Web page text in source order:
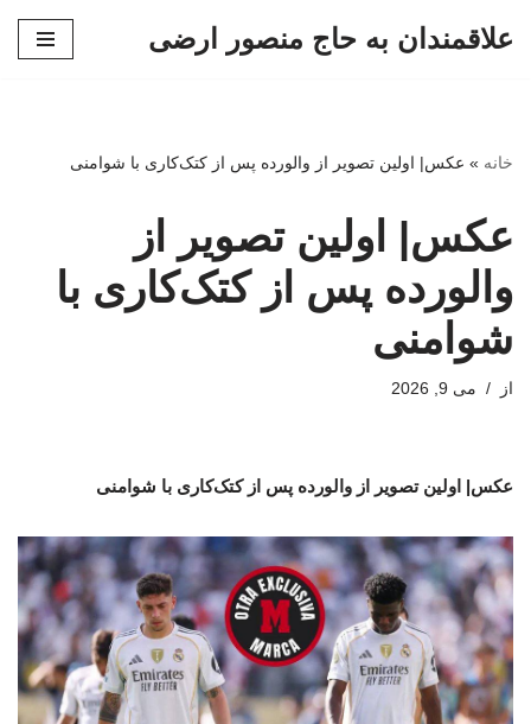
علاقمندان به حاج منصور ارضی
خانه » عکس| اولین تصویر از والورده پس از کتک‌کاری با شوامنی
عکس| اولین تصویر از
والورده پس از کتک‌کاری با
شوامنی
از می 9, 2026
عکس| اولین تصویر از والورده پس از کتک‌کاری با شوامنی